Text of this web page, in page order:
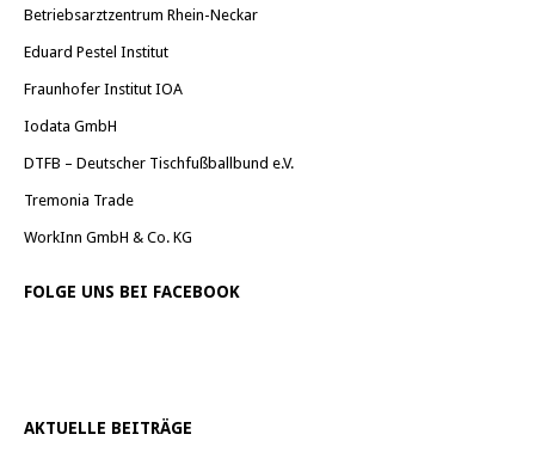
Betriebsarztzentrum Rhein-Neckar
Eduard Pestel Institut
Fraunhofer Institut IOA
Iodata GmbH
DTFB – Deutscher Tischfußballbund e.V.
Tremonia Trade
WorkInn GmbH & Co. KG
FOLGE UNS BEI FACEBOOK
AKTUELLE BEITRÄGE